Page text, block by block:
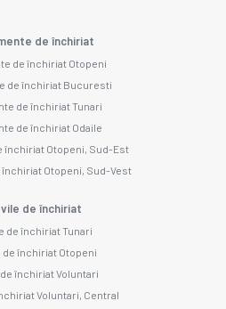
de închiriat
de închiriat Otopeni
de închiriat Bucuresti
de închiriat Tunari
de închiriat Odaile
închiriat Otopeni, Sud-Est
Otopeni, Sud-Vest
vile de închiriat
de închiriat Tunari
de închiriat Otopeni
închiriat Voluntari
Voluntari, Central